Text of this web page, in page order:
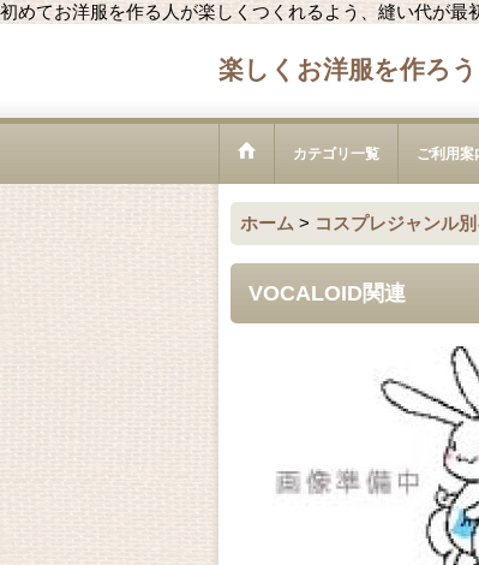
初めてお洋服を作る人が楽しくつくれるよう、縫い代が
楽しくお洋服を作ろ
カテゴリ一覧 ご利用案
ホーム > コスプレジャンル
VOCALOID関連